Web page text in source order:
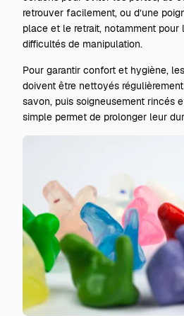
retrouver facilement, ou d’une
place et le retrait, notamment pour
difficultés de manipulation.
Pour garantir confort et hygiène,
doivent être nettoyés
savon, puis soigneusement rincés
simple permet de prolonger leur